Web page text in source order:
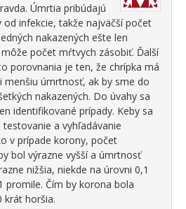
Úmrtia pribúdajú
od infekcie, takže najväčší počet
nakazených ešte len
počet mŕtvych zásobiť. Ďalší
porovnania je ten, že chrípka má
menšiu úmrtnosť, ak by sme do
nakazených. Do úvahy sa
identifikované prípady. Keby sa
a vyhľadávanie
v prípade korony, počet
bol výrazne vyšší a úmrtnosť
nižšia, niekde na úrovni 0,1
promile. Čím by korona bola
krát horšia.